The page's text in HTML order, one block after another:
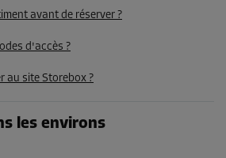
avant de réserver ?
d'accès ?
au site Storebox ?
les environs